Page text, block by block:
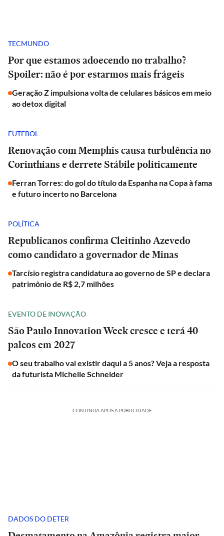
TECMUNDO
Por que estamos adoecendo no trabalho?
Spoiler: não é por estarmos mais frágeis
Geração Z impulsiona volta de celulares básicos em meio
ao detox digital
FUTEBOL
Renovação com Memphis causa turbulência no
Corinthians e derrete Stábile politicamente
Ferran Torres: do gol do título da Espanha na Copa à fama
e futuro incerto no Barcelona
POLÍTICA
Republicanos confirma Cleitinho Azevedo
como candidato a governador de Minas
Tarcísio registra candidatura ao governo de SP e declara
patrimônio de R$ 2,7 milhões
EVENTO DE INOVAÇÃO
São Paulo Innovation Week cresce e terá 40
palcos em 2027
O seu trabalho vai existir daqui a 5 anos? Veja a resposta
da futurista Michelle Schneider
CONTINUA APÓS A PUBLICIDADE
DADOS DO DETER